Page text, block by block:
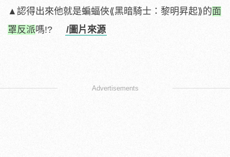
▲認得出來他就是蝙蝠俠⟪黑暗騎士：黎明昇起⟫的面
罩反派嗎!? /圖片來源
Advertisements